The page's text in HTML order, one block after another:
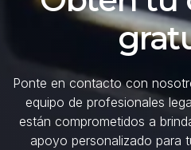
Ponte en contacto con
equipo de profesionales
están comprometidos a
apoyo personalizado para